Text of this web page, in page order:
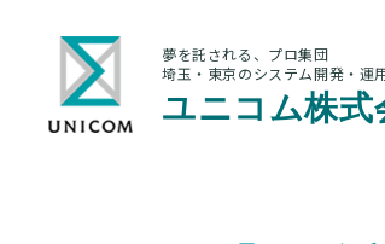
夢を託される、プロ集団
埼玉・東京のシステム開発・運
ユニコム株式